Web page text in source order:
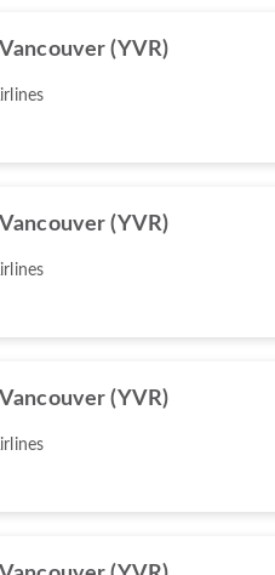
Vancouver (YVR)
Vancouver (YVR)
Vancouver (YVR)